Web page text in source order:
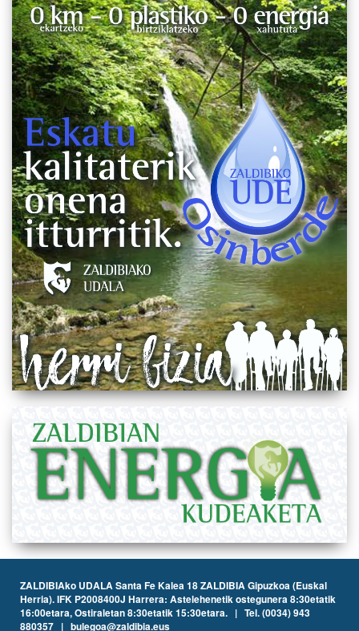
ZALDIBIAko UDALA Santa Fe Kalea 18 ZALDIBIA Gipuzkoa (Euskal
Herria). IFK P2008400J Harrera: Astelehenetik ostegunera 8:30etatik
16:00etara, Ostiraletan 8:30etatik 15:30etara. | Tel. (0034) 943
880357 | bulegoa@zaldibia.eus